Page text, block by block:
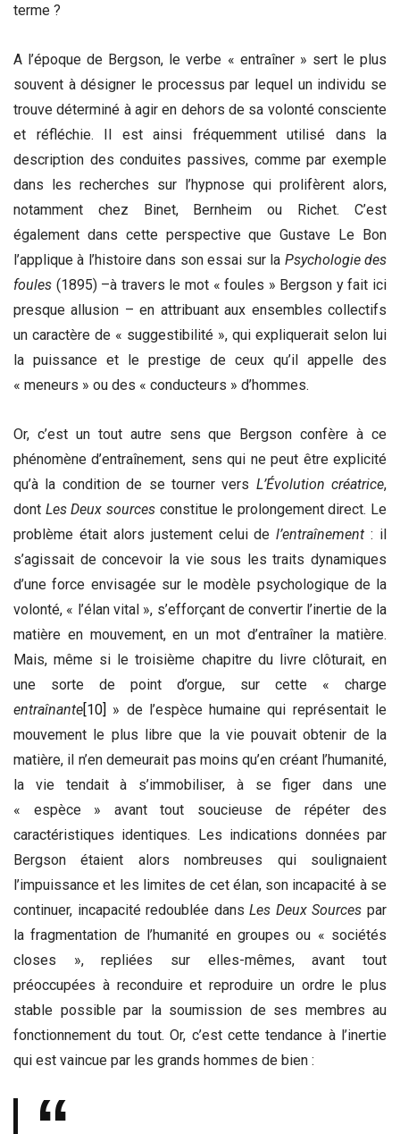
terme ?
A l’époque de Bergson, le verbe « entraîner » sert le plus
souvent à désigner le processus par lequel un individu se
trouve déterminé à agir en dehors de sa volonté consciente
et réfléchie. Il est ainsi fréquemment utilisé dans la
description des conduites passives, comme par exemple
dans les recherches sur l’hypnose qui prolifèrent alors,
notamment chez Binet, Bernheim ou Richet. C’est
également dans cette perspective que Gustave Le Bon
l’applique à l’histoire dans son essai sur la Psychologie des
foules (1895) –à travers le mot « foules » Bergson y fait ici
presque allusion – en attribuant aux ensembles collectifs
un caractère de « suggestibilité », qui expliquerait selon lui
la puissance et le prestige de ceux qu’il appelle des
« meneurs » ou des « conducteurs » d’hommes.
Or, c’est un tout autre sens que Bergson confère à ce
phénomène d’entraînement, sens qui ne peut être explicité
qu’à la condition de se tourner vers L’Évolution créatrice,
dont Les Deux sourcesconstitue le prolongement direct. Le
problème était alors justement celui del’entraînement : il
s’agissait de concevoir la vie sous les traits dynamiques
d’une force envisagée sur le modèle psychologique de la
volonté, « l’élan vital », s’efforçant de convertir l’inertie de la
matière en mouvement, en un mot d’entraîner la matière.
Mais, même si le troisième chapitre du livre clôturait, en
une sorte de point d’orgue, sur cette « charge
entraînante [10]
» de l’espèce humaine qui représentait le
mouvement le plus libre que la vie pouvait obtenir de la
matière, il n’en demeurait pas moins qu’en créant l’humanité,
la vie tendait à s’immobiliser, à se figer dans une
« espèce » avant tout soucieuse de répéter des
caractéristiques identiques. Les indications données par
Bergson étaient alors nombreuses qui soulignaient
l’impuissance et les limites de cet élan, son incapacité à se
continuer, incapacité redoublée dansLes Deux Sources par
la fragmentation de l’humanité en groupes ou « sociétés
closes », repliées sur elles-mêmes, avant tout
préoccupées à reconduire et reproduire un ordre le plus
stable possible par la soumission de ses membres au
fonctionnement du tout. Or, c’est cette tendance à l’inertie
qui est vaincue par les grands hommes de bien :